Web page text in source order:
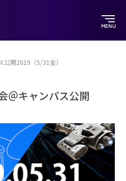
MENU
公開2019（5/31金）
＠キャンパス公開